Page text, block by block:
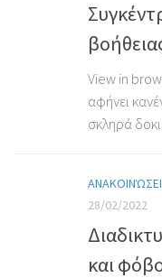
View in
αφήνει
σκληρά
28/02/2022
και